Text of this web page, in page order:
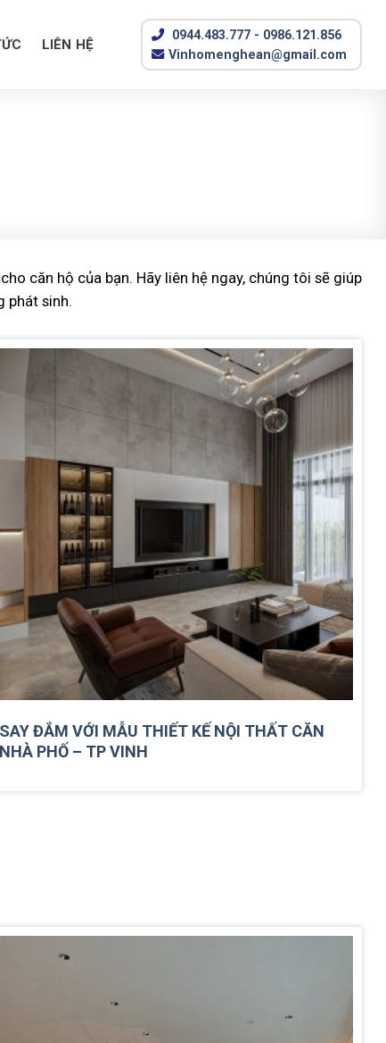
LIÊN HỆ
0944.483.777 - 0986.121.856
Vinhomenghean@gmail.com
căn hộ của bạn. Hãy liên hệ ngay, chúng tôi sẽ giúp
phát sinh.
SAY ĐẮM VỚI MẪU THIẾT KẾ NỘI THẤT CĂN
NHÀ PHỐ – TP VINH